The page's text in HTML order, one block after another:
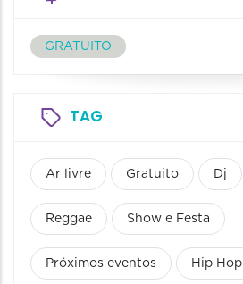
GRATUITO
TAG
Ar livre Gratuito Dj
Reggae Show e Festa
Próximos eventos Hip Hop